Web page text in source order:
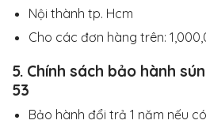
Nội thành tp. Hcm
Cho các đơn hàng trên:
5. Chính sách bảo hành
53
Bảo hành đổi trả 1 năm nếu